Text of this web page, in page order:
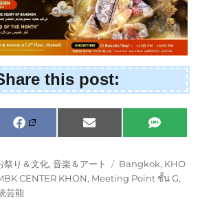
this post:
S
h
r
e
o
F
a
e
b
o
S
h
o
E
m
i
S
h
r
e
o
S
M
祭り＆文化,音楽＆アート
タ
グ
Bangkok, KHO
CENTER KHON, Meeting Point ชั้น G,
芸能